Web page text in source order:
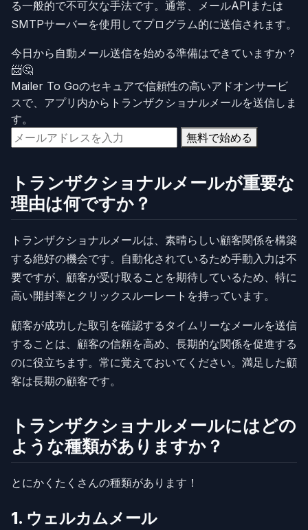
る一般的で不可欠な手法です。通常、メールAPIまたは
SMTPサーバーを使用してプログラム的に送信されます。
今日から自動メール送信を始める準備はできていますか？
📨🤔
Mailer To Goのセキュアで信頼性の高いアドオンサービ
スで、アプリ内からトランザクショナルメールを送信しま
す。
無料で始める
トランザクショナルメールが重要な
理由は何ですか？
トランザクショナルメールは、素晴らしい顧客関係を構築
する絶好の機会です。自動化されているため手動入力は不
要ですが、顧客が受け取ることを期待しているため、特に
高い開封率とクリックスルーレートを持っています。
顧客が成功した取引を確認するタイムリーなメールを送信
することは、顧客の信頼を高め、長期的な関係を促進する
のに役立ちます。常に覚えておいてください。満足した顧
客は長期の顧客です。
トランザクショナルメールにはどの
ような種類がありますか？
とにかくたくさんの種類があります！
1. ウェルカムメール